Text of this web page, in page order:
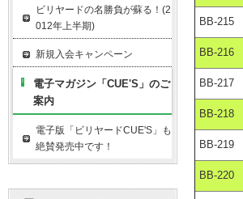
BB-215
BB-216
BB-217
BB-218
BB-219
BB-220
ビリヤードの名勝負が蘇る！(2
012年上半期)
新規入会キャンペーン
電子マガジン「CUE'S」のご
案内
電子版「ビリヤードCUE'S」も
絶賛発売中です！